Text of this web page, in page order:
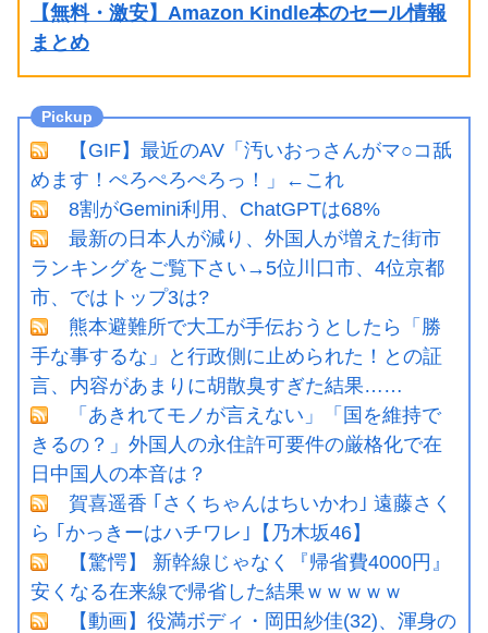
【無料・激安】Amazon Kindle本のセール情報
まとめ
【GIF】最近のAV「汚いおっさんがマ○コ舐
めます！ぺろぺろぺろっ！」←これ
8割がGemini利用、ChatGPTは68%
最新の日本人が減り、外国人が増えた街市
ランキングをご覧下さい→5位川口市、4位京都
市、ではトップ3は?
熊本避難所で大工が手伝おうとしたら「勝
手な事するな」と行政側に止められた！との証
言、内容があまりに胡散臭すぎた結果……
「あきれてモノが言えない」「国を維持で
きるの？」外国人の永住許可要件の厳格化で在
日中国人の本音は？
賀喜遥香 ｢さくちゃんはちいかわ｣ 遠藤さく
ら ｢かっきーはハチワレ｣【乃木坂46】
【驚愕】 新幹線じゃなく『帰省費4000円』
安くなる在来線で帰省した結果ｗｗｗｗｗ
【動画】役満ボディ・岡田紗佳(32)、渾身の